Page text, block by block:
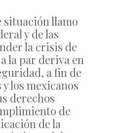
situación llamo
y de las
la crisis de
la par deriva en
a fin de
los mexicanos
derechos
de
de la